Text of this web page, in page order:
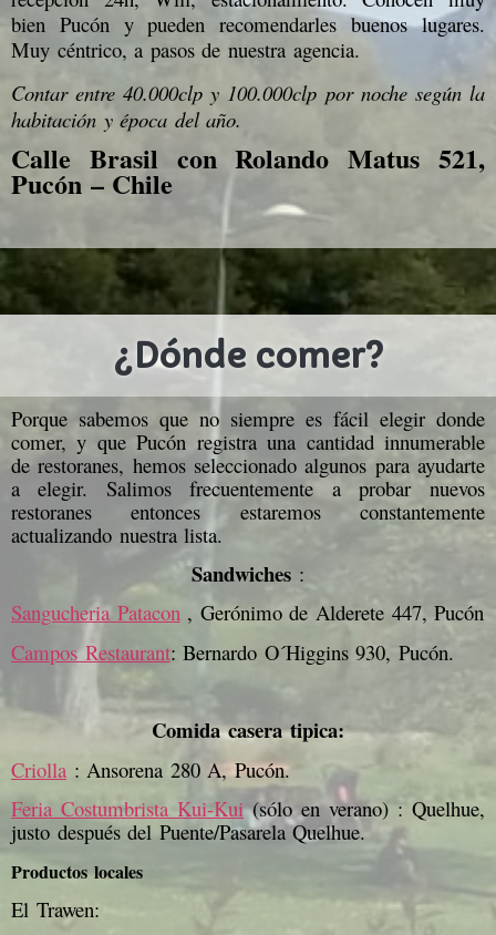
bien Pucón y pueden recomendarles buenos lugares.
Muy céntrico, a pasos de nuestra agencia.
Contar entre 40.000clp y 100.000clp por noche según la
habitación y época del año.
Calle Brasil con Rolando Matus 521,
Pucón – Chile
¿Dónde comer?
Porque sabemos que no siempre es fácil elegir donde
comer, y que Pucón registra una cantidad innumerable
de restoranes, hemos seleccionado algunos para ayudarte
a elegir. Salimos frecuentemente a probar nuevos
restoranes entonces estaremos constantemente
actualizando nuestra lista.
Sandwiches :
Sangucheria Patacon, Gerónimo de Alderete 447, Pucón
Campos Restaurant: Bernardo O´Higgins 930, Pucón.
Comida casera tipica:
Criolla : Ansorena 280 A, Pucón.
Feria Costumbrista Kui-Kui(sólo en verano) : Quelhue,
justo después del Puente/Pasarela Quelhue.
Productos locales
El Trawen: